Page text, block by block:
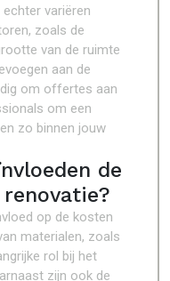
variëren
zoals de
van de ruimte
aan de
om offertes aan
om een
zo binnen jouw
de
op de kosten
materialen, zoals
rol bij het
zijn ook de